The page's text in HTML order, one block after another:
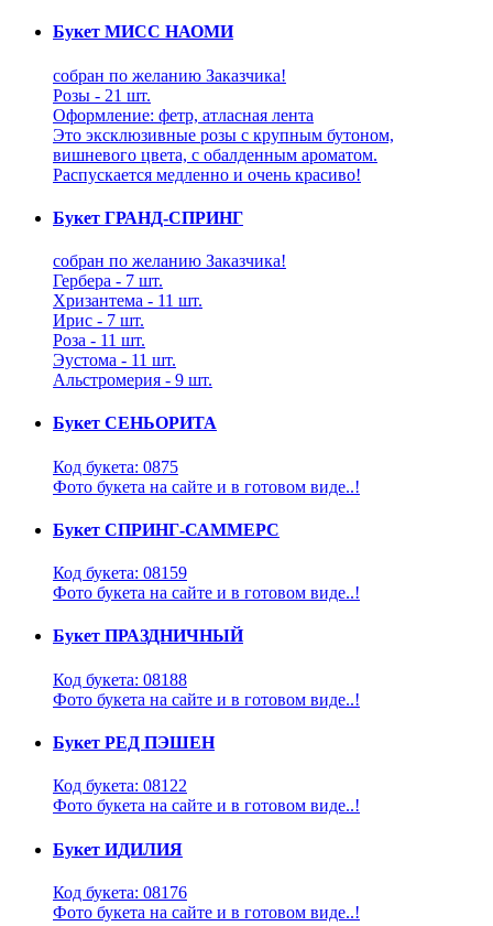
Букет МИСС НАОМИ
собран по желанию Заказчика!
Розы - 21 шт.
Оформление: фетр, атласная лента
Это эксклюзивные розы с крупным бутоном,
вишневого цвета, с обалденным ароматом.
Распускается медленно и очень красиво!
Букет ГРАНД-СПРИНГ
собран по желанию Заказчика!
Гербера - 7 шт.
Хризантема - 11 шт.
Ирис - 7 шт.
Роза - 11 шт.
Эустома - 11 шт.
Альстромерия - 9 шт.
Букет СЕНЬОРИТА
Код букета: 0875
Фото букета на сайте и в готовом виде..!
Букет СПРИНГ-САММЕРС
Код букета: 08159
Фото букета на сайте и в готовом виде..!
Букет ПРАЗДНИЧНЫЙ
Код букета: 08188
Фото букета на сайте и в готовом виде..!
Букет РЕД ПЭШЕН
Код букета: 08122
Фото букета на сайте и в готовом виде..!
Букет ИДИЛИЯ
Код букета: 08176
Фото букета на сайте и в готовом виде..!